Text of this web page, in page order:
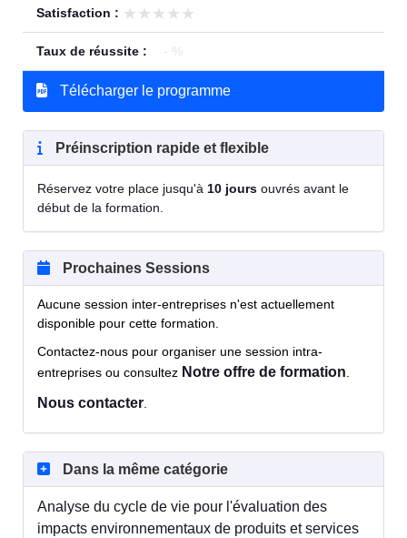
Satisfaction : ★★★★★
★★★★★
Taux de réussite : - %
Télécharger le programme
Préinscription rapide et flexible
Réservez votre place jusqu'à 10 jours ouvrés avant le
début de la formation.
Prochaines Sessions
Aucune session inter-entreprises n'est actuellement
disponible pour cette formation.
Contactez-nous pour organiser une session intra-
entreprises ou consultez Notre offre de formation.
Nous contacter.
Dans la même catégorie
Analyse du cycle de vie pour l'évaluation des
impacts environnementaux de produits et services